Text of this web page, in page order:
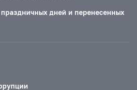
дней и перенесенных